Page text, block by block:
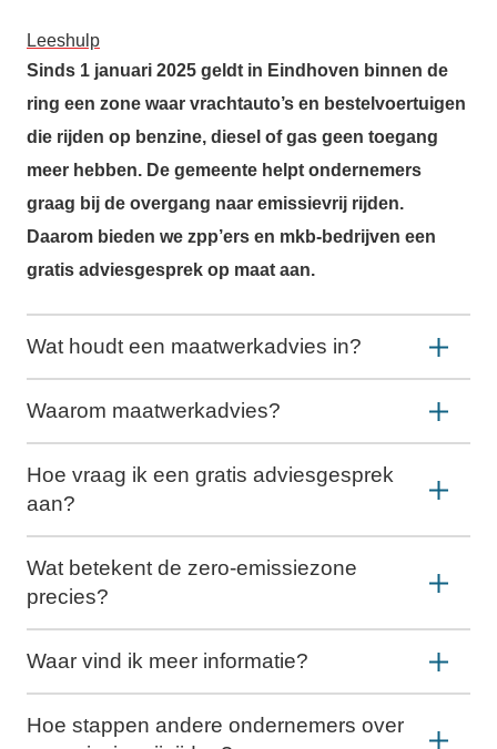
Leeshulp
Sinds 1 januari 2025 geldt in Eindhoven binnen de
ring een zone waar vrachtauto’s en bestelvoertuigen
die rijden op benzine, diesel of gas geen toegang
meer hebben. De gemeente helpt ondernemers
graag bij de overgang naar emissievrij rijden.
Daarom bieden we zpp’ers en mkb-bedrijven een
gratis adviesgesprek op maat aan.
Wat houdt een maatwerkadvies in?
Waarom maatwerkadvies?
Hoe vraag ik een gratis adviesgesprek
aan?
Wat betekent de zero-emissiezone
precies?
Waar vind ik meer informatie?
Hoe stappen andere ondernemers over